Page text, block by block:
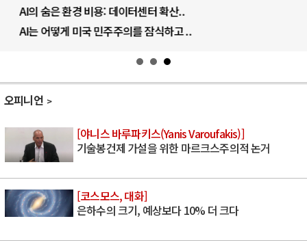
AI의 숨은 환경 비용: 데이터센터 확산..
AI는 어떻게 미국 민주주의를 잠식하고 ..
오피니언
[야니스 바루파키스(Yanis Varoufakis)]
기술봉건제 가설을 위한 마르크스주의적 논거
[코스모스, 대화]
은하수의 크기, 예상보다 10% 더 크다